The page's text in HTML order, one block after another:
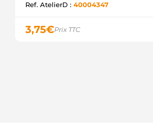
Ref. AtelierD : 40004347
3,75€Prix TTC